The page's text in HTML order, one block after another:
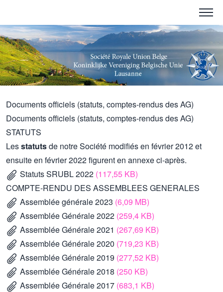
Documents officiels (statuts, comptes-rendus des AG)
Documents officiels (statuts, comptes-rendus des AG)
STATUTS
Lesstatutsde notre Société modifiés en février 2012 et
ensuite en février 2022 figurent en annexe ci-après.
Statuts SRUBL 2022 (117,55 KB)
COMPTE-RENDU DES ASSEMBLEES GENERALES
Assemblée générale 2023 (6,09 MB)
Assemblée Générale 2022 (259,4 KB)
Assemblée Générale 2021 (267,69 KB)
Assemblée Générale 2020 (719,23 KB)
Assemblée Générale 2019 (277,52 KB)
Assemblée Générale 2018 (250 KB)
Assemblée Générale 2017 (683,1 KB)